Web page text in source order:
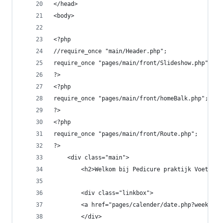
</head>
<body>
<?php
//require_once "main/Header.php";
require_once "pages/main/front/Slideshow.php";
?>
<?php
require_once "pages/main/front/homeBalk.php";
?>
<?php
require_once "pages/main/front/Route.php";
?>
    <div class="main">
<h2>Welkom bij Pedicure praktijk Voeten
        <div class="linkbox">
<a href="pages/calender/
        </div>